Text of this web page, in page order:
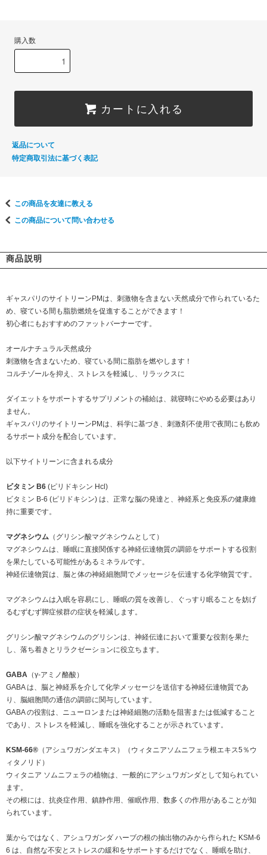
購入数
カートに入れる
返品について
特定商取引法に基づく表記
この商品を友達に教える
この商品について問い合わせる
商品説明
ギャスパリのサイトリーンPMは、刺激物を含まない天然成分で作られているた
め、寝ている間も脂肪燃焼を促進することができます！
初心者にもおすすめのファットバーナーです。
オールナチュラル天然成分
刺激物を含まないため、寝ている間に脂肪を燃やします！
コルチゾールを抑え、ストレスを軽減し、リラックスに
ダイエットをサポートするサプリメントの補給は、就寝時にやめる必要はあり
ません。
ギャスパリのサイトリーンPMは、科学に基づき、刺激剤不使用で夜間にも飲め
るサポート成分を配合しています。
以下サイトリーンに含まれる成分
ビタミン B6 (ピリドキシン Hcl)
ビタミン B-6 (ピリドキシン) は、正常な脳の発達と、神経系と免疫系の健康維
持に重要です。
マグネシウム （グリシン酸マグネシウムとして）
マグネシウムは、睡眠に直接関係する神経伝達物質の調節をサポートする役割
を果たしている可能性があるミネラルです。
神経伝達物質は、脳と体の神経細胞間でメッセージを伝達する化学物質です。
マグネシウムは入眠を容易にし、睡眠の質を改善し、ぐっすり眠ることを妨げ
るむずむず脚症候群の症状を軽減します。
グリシン酸マグネシウムのグリシンは、神経伝達において重要な役割を果た
し、落ち着きとリラクゼーションに役立ちます。
GABA （γ-アミノ酪酸）
GABA は、脳と神経系を介して化学メッセージを送信する神経伝達物質であ
り、脳細胞間の通信の調節に関与しています。
GABA の役割は、ニューロンまたは神経細胞の活動を阻害または低減すること
であり、ストレスを軽減し、睡眠を強化することが示されています。
KSM-66® （アシュワガンダエキス）（ウィタニアソムニフェラ根エキス5％ウ
ィタノリド）
ウィタニア ソムニフェラの植物は、一般的にアシュワガンダとして知られてい
ます。
その根には、抗炎症作用、鎮静作用、催眠作用、数多くの作用があることが知
られています。
葉からではなく、アシュワガンダ ハーブの根の抽出物のみから作られた KSM-6
6 は、自然な不安とストレスの緩和をサポートするだけでなく、睡眠を助け、